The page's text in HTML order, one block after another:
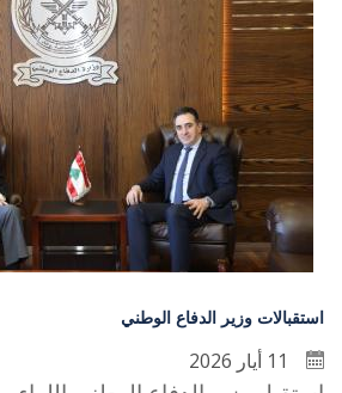
استقبالات وزير الدفاع الوطني